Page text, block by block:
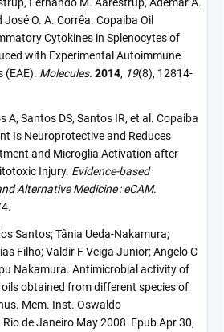
O. A. Corrêa. Copaiba Oil
Cytokines in Splenocytes of
with Experimental Autoimmune
(EAE). Molecules. 2014, 19(8), 12814-
A, Santos DS, Santos IR, et al. Copaiba
Is Neuroprotective and Reduces
and Microglia Activation after
Injury. Evidence-based
Alternative Medicine : eCAM.
Santos; Tânia Ueda-Nakamura;
Filho; Valdir F Veiga Junior; Angelo C
Nakamura. Antimicrobial activity of
obtained from different species of
Mem. Inst. Oswaldo
de Janeiro May 2008 Epub Apr 30,